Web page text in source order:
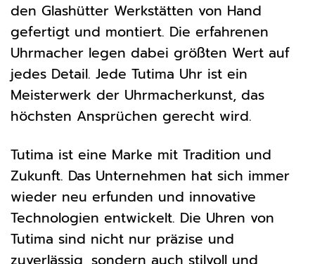
den Glashütter Werkstätten von Hand
gefertigt und montiert. Die erfahrenen
Uhrmacher legen dabei größten Wert auf
jedes Detail. Jede Tutima Uhr ist ein
Meisterwerk der Uhrmacherkunst, das
höchsten Ansprüchen gerecht wird.
Tutima ist eine Marke mit Tradition und
Zukunft. Das Unternehmen hat sich immer
wieder neu erfunden und innovative
Technologien entwickelt. Die Uhren von
Tutima sind nicht nur präzise und